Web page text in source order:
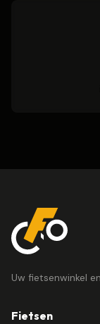
Uw fietsenwinkel
Fietsen